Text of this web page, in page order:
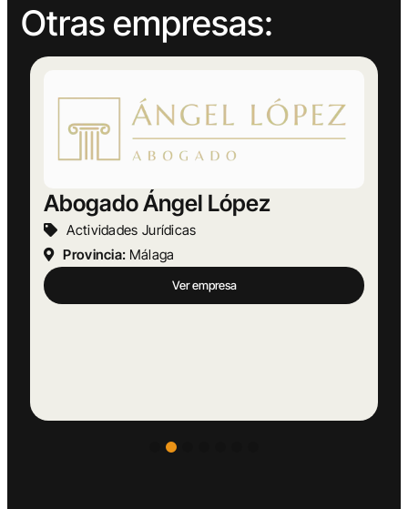
Otras empresas:
Abogado Ángel López
Actividades Jurídicas
Provincia: Málaga
Ver empresa